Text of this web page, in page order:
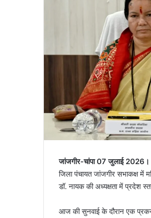
जांजगीर-चांपा 07 जुलाई 2026।
जिला पंचायत जांजगीर सभाकक्ष में
डॉ. नायक की अध्यक्षता में प्रदेश
आज की सुनवाई के दौरान एक प्रकरण